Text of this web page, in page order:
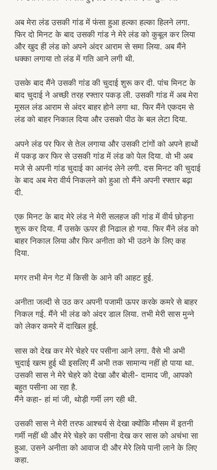
अब मेरा लंड उसकी गांड में फंसा हुआ हल्का हल्का हिलने लगा.
फिर दो मिनट के बाद उसकी गांड ने मेरे लंड को कुबूल कर लिया
और खुद ही लंड को अपने अंदर आराम से समा लिया. अब मैंने
धक्का लगाया तो लंड में गति आने लगी थी.
उसके बाद मैंने उसकी गांड की चुदाई शुरू कर दी. पांच मिनट के
बाद चुदाई ने अच्छी तरह रफ्तार पकड़ ली. उसकी गांड में अब मेरा
मूसल लंड आराम से अंदर बाहर होने लगा था. फिर मैंने एकदम से
लंड को बाहर निकाल दिया और उसको पीठ के बल लेटा दिया.
अपने लंड पर फिर से तेल लगाया और उसकी टांगों को अपने हाथों
में पकड़ कर फिर से उसकी गांड में लंड को पेल दिया. वो भी अब
मजे से अपनी गांड चुदाई का आनंद लेने लगी. दस मिनट की चुदाई
के बाद अब मेरा वीर्य निकलने को हुआ तो मैंने अपनी रफ्तार बढ़ा
दी.
एक मिनट के बाद मेरे लंड ने मेरी सलहज की गांड में वीर्य छोड़ना
शुरू कर दिया. मैं उसके ऊपर ही निढाल हो गया. फिर मैंने लंड को
बाहर निकाल लिया और फिर अनीता को भी उठने के लिए कह
दिया.
मगर तभी मेन गेट में किसी के आने की आहट हुई.
अनीता जल्दी से उठ कर अपनी पजामी ऊपर करके कमरे से बाहर
निकल गई. मैंने भी लंड को अंदर डाल लिया. तभी मेरी सास मुन्ने
को लेकर कमरे में दाखिल हुई.
सास को देख कर मेरे चेहरे पर पसीना आने लगा. वैसे भी अभी
चुदाई खत्म हुई थी इसलिए मैं अभी तक सामान्य नहीं हो पाया था.
उसकी सास ने मेरे चेहरे को देखा और बोली- दामाद जी, आपको
बहुत पसीना आ रहा है.
मैंने कहा- हां मां जी, थोड़ी गर्मी लग रही थी.
उसकी सास ने मेरी तरफ आश्चर्य से देखा क्योंकि मौसम में इतनी
गर्मी नहीं थी और मेरे चेहरे का पसीना देख कर सास को अचंभा सा
हुआ. उसने अनीता को आवाज दी और मेरे लिये पानी लाने के लिए
कहा.